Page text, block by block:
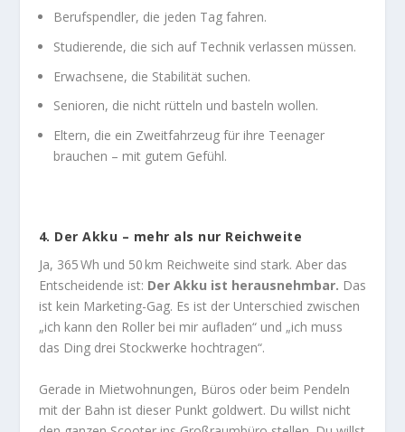
Berufspendler, die jeden Tag fahren.
Studierende, die sich auf Technik verlassen müssen.
Erwachsene, die Stabilität suchen.
Senioren, die nicht rütteln und basteln wollen.
Eltern, die ein Zweitfahrzeug für ihre Teenager
brauchen – mit gutem Gefühl.
4. Der Akku – mehr als nur Reichweite
Ja, 365 Wh und 50 km Reichweite sind stark. Aber das
Entscheidende ist: Der Akku ist herausnehmbar. Das
ist kein Marketing-Gag. Es ist der Unterschied zwischen
„ich kann den Roller bei mir aufladen“ und „ich muss
das Ding drei Stockwerke hochtragen“.
Gerade in Mietwohnungen, Büros oder beim Pendeln
mit der Bahn ist dieser Punkt goldwert. Du willst nicht